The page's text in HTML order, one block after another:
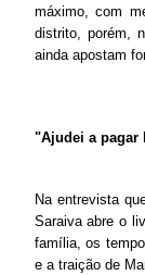
máximo, com
distrito, porém,
ainda apostam
"Ajudei a pagar
Na entrevista
Saraiva abre o
família, os
e a traição de